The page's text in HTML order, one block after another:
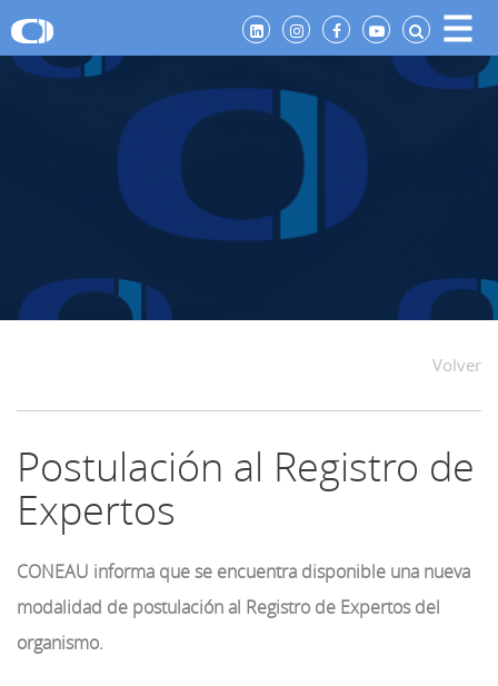
Volver
Postulación al Registro de
Expertos
CONEAU informa que se encuentra disponible una nueva
modalidad de postulación al Registro de Expertos del
organismo.